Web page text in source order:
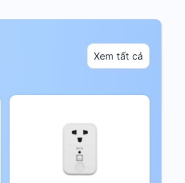
Xem tất cả